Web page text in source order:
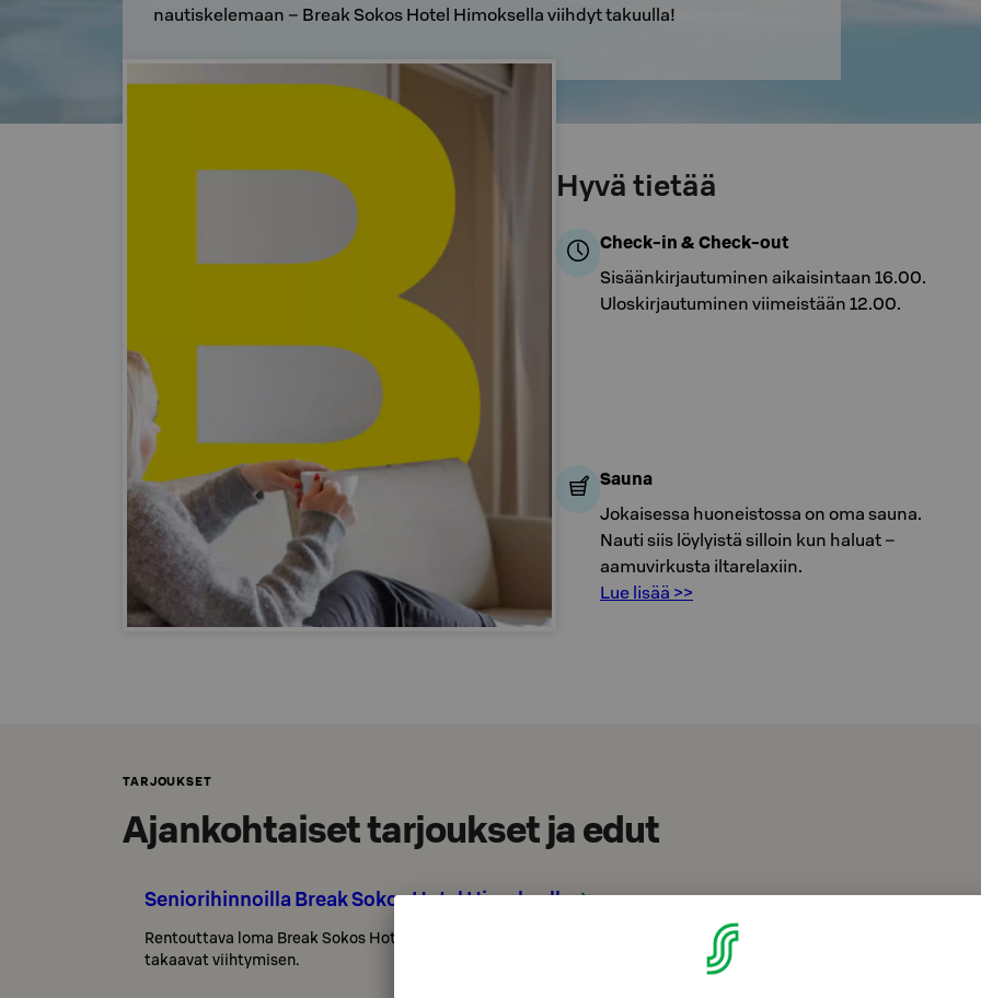
nautiskelemaan – Break Sokos Hotel Himoksella viihdyt takuulla!
Hyvä tietää
Check-in & Check-out
Sisäänkirjautuminen aikaisintaan 16.00.
Uloskirjautuminen viimeistään 12.00.
Sauna
Jokaisessa huoneistossa on oma sauna.
Nauti siis löylyistä silloin kun haluat –
aamuvirkusta iltarelaxiin.
Lue lisää >>
TARJOUKSET
Ajankohtaiset tarjoukset ja edut
Seniorihinnoilla Break Sokos Hotel Himokselle
Rentouttava loma Break Sokos Hotel Himoksella tuo hymyn huulillesi. Tasokkaat huoneistot, Laaksoravintola
takaavat viihtymisen.